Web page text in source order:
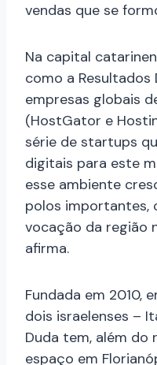
vendas que se
Na capital
como a Resultados
empresas globais
(HostGator e
série de startups
digitais para este
esse ambiente
polos importantes,
vocação da região
afirma.
Fundada em 2010,
dois israelenses –
Duda tem, além do
espaço em